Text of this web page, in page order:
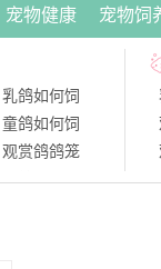
宠物健康 宠物饲
乳鸽如何饲
童鸽如何饲
观赏鸽鸽笼
肉鸽如何进